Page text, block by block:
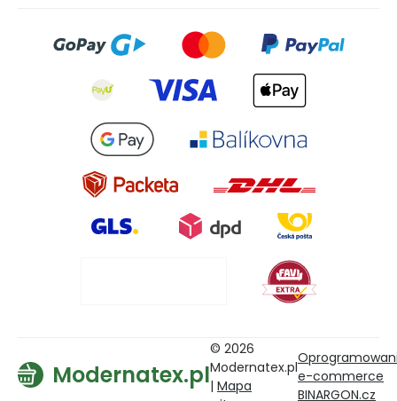
Modernatex.pl
© 2026
Modernatex.pl
| Mapa
e-commerce
BINARGON.cz